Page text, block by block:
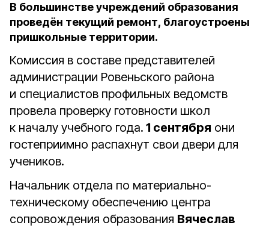
В большинстве учреждений образования
проведён текущий ремонт, благоустроены
пришкольные территории.
Комиссия в составе представителей
администрации Ровеньского района
и специалистов профильных ведомств
провела проверку готовности школ
к началу учебного года. 1 сентября они
гостеприимно распахнут свои двери для
учеников.
Начальник отдела по материально-
техническому обеспечению центра
сопровождения образования Вячеслав